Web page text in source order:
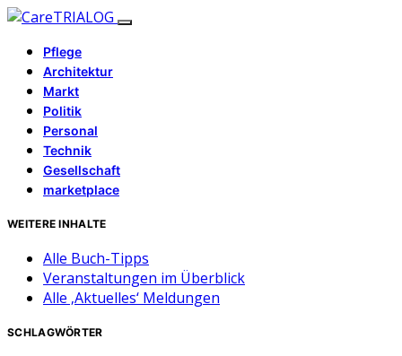
Pflege
Architektur
Markt
Politik
Personal
Technik
Gesellschaft
marketplace
WEITERE INHALTE
Alle Buch-Tipps
Veranstaltungen im Überblick
Alle ‚Aktuelles‘ Meldungen
SCHLAGWÖRTER